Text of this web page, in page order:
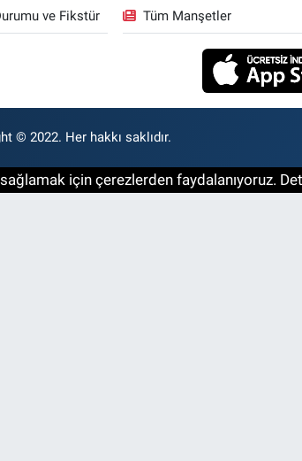
ve Fikstür Tüm Manşetler
© 2022. Her hakkı saklıdır.
için çerezlerden faydalanıyoruz.